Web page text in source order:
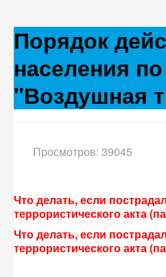
Порядок
населения
"Воздушная
Просмотров: 39045
Что делать, если
террористического акта
Что делать, если
террористического акта